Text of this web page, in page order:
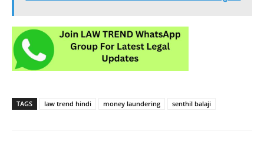
TAGS law trend hindi money laundering senthil balaji